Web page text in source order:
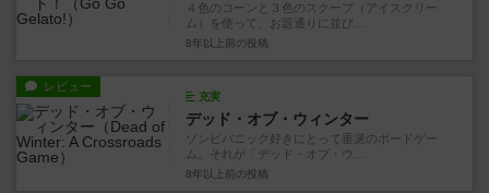
４色のコーンと３色のスクープ（アイスクリー
ム）を使って、お題通りに並び...
8年以上前 の投稿
レビュー
充実
デッド・オブ・ウィンター
ゾンビパニック好きにとって垂涎のボードゲー
ム。それが「デッド・オブ・ウ...
8年以上前 の投稿